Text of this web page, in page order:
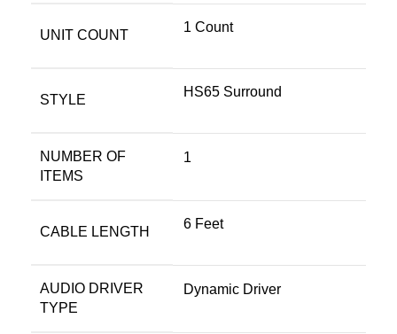
UNIT COUNT
‎1 Count
STYLE
‎HS65 Surround
NUMBER OF
ITEMS
‎1
CABLE LENGTH
‎6 Feet
AUDIO DRIVER
TYPE
‎Dynamic Driver